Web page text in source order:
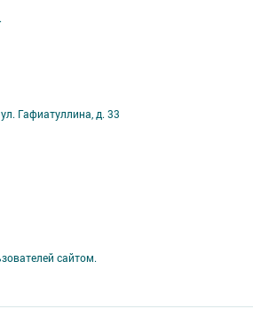
Гафиатуллина, д. 33
сайтом.